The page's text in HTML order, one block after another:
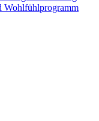
Wohlfühlprogramm